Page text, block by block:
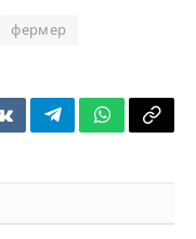
фермер
VKontakteTelegramWhatsApp
Copy